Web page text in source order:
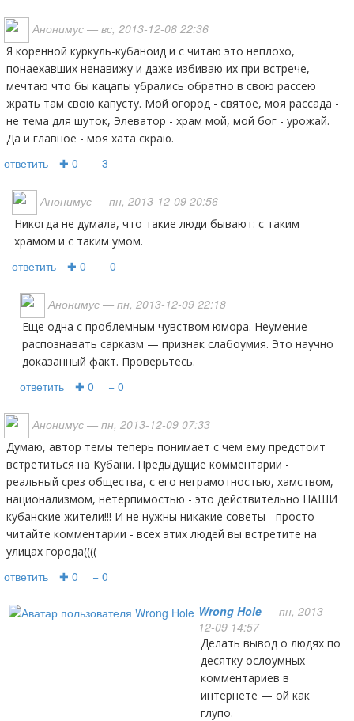
Анонимус — вс, 2013-12-08 22:36
я коренной куркуль-кубаноид и с читаю это неплохо,
понаехавших ненавижу и даже избиваю их при встрече,
мечтаю что бы кацапы убрались обратно в свою рассею
жрать там свою капусту. Мой огород - святое, моя рассада -
не тема для шуток, Элеватор - храм мой, мой бог - урожай.
Да и главное - моя хата скраю.
ответить ✚ 0 − 3
Анонимус — пн, 2013-12-09 20:56
Никогда не думала, что такие люди бывают: с таким
храмом и с таким умом.
ответить ✚ 0 − 0
Анонимус — пн, 2013-12-09 22:18
Еще одна с проблемным чувством юмора. Неумение
распознавать сарказм — признак слабоумия. Это научно
доказанный факт. Проверьтесь.
ответить ✚ 0 − 0
Анонимус — пн, 2013-12-09 07:33
Думаю, автор темы теперь понимает с чем ему предстоит
встретиться на Кубани. Предыдущие комментарии -
реальный срез общества, с его неграмотностью, хамством,
национализмом, нетерпимостью - это действительно НАШИ
кубанские жители!!! И не нужны никакие советы - просто
читайте комментарии - всех этих людей вы встретите на
улицах города((((
ответить ✚ 0 − 0
Wrong Hole — пн, 2013-
12-09 14:57
Делать вывод о людях по
десятку ослоумных
комментариев в
интернете — ой как
глупо.